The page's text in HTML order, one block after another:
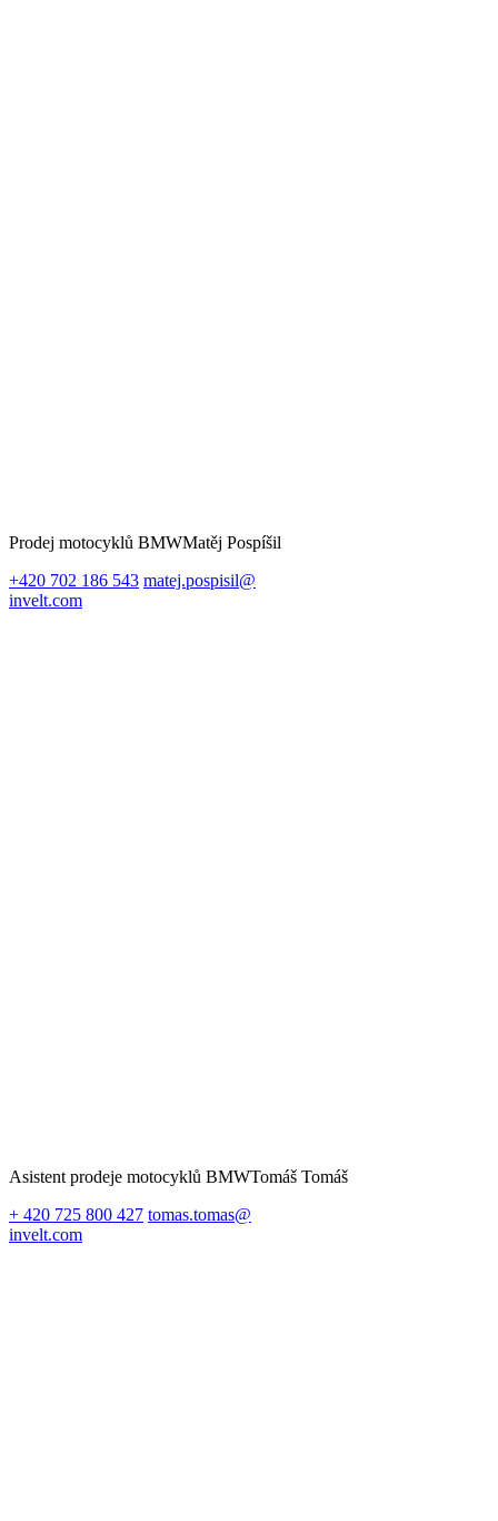
Prodej motocyklů BMWMatěj Pospíšil
+420 702 186 543 matej.pospisil@
invelt.com
Asistent prodeje motocyklů BMWTomáš Tomáš
+ 420 725 800 427 tomas.tomas@
invelt.com